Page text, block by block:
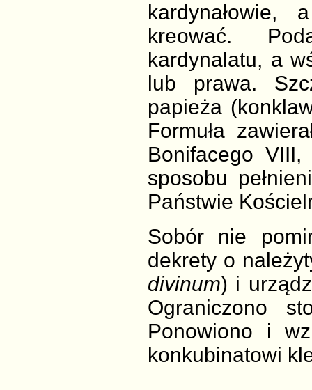
kreować.
kardynalatu, a
lub prawa.
papieża
Formuła
Bonifacego
sposobu
Państwie
Sobór nie
dekrety o
divinum) i
Ograniczono
Ponowiono i
konkubinatowi